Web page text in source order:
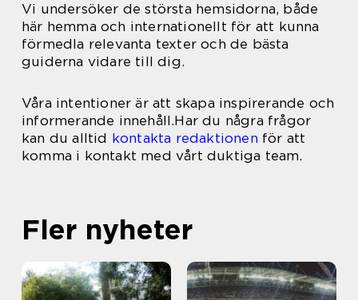
Vi undersöker de största hemsidorna, både
här hemma och internationellt för att kunna
förmedla relevanta texter och de bästa
guiderna vidare till dig.
Våra intentioner är att skapa inspirerande och
informerande innehåll.Har du några frågor
kan du alltid kontakta redaktionen för att
komma i kontakt med vårt duktiga team.
Fler nyheter